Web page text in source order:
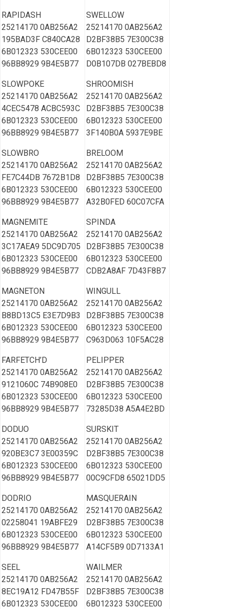
RAPIDASH
25214170 0AB256A2
195BAD3F C840CA28
6B012323 530CEE00
96BB8929 9B4E5B77
SLOWPOKE
25214170 0AB256A2
4CEC5478 ACBC593C
6B012323 530CEE00
96BB8929 9B4E5B77
SLOWBRO
25214170 0AB256A2
FE7C44DB 7672B1D8
6B012323 530CEE00
96BB8929 9B4E5B77
MAGNEMITE
25214170 0AB256A2
3C17AEA9 5DC9D705
6B012323 530CEE00
96BB8929 9B4E5B77
MAGNETON
25214170 0AB256A2
B8BD13C5 E3E7D9B3
6B012323 530CEE00
96BB8929 9B4E5B77
FARFETCH’D
25214170 0AB256A2
9121060C 74B908E0
6B012323 530CEE00
96BB8929 9B4E5B77
DODUO
25214170 0AB256A2
920BE3C7 3E00359C
6B012323 530CEE00
96BB8929 9B4E5B77
DODRIO
25214170 0AB256A2
02258041 19ABFE29
6B012323 530CEE00
96BB8929 9B4E5B77
SEEL
25214170 0AB256A2
8EC19A12 FD47B55F
6B012323 530CEE00
SWELLOW
25214170 0AB256A2
D2BF38B5 7E300C38
6B012323 530CEE00
D0B107DB 027BEBD8
SHROOMISH
25214170 0AB256A2
D2BF38B5 7E300C38
6B012323 530CEE00
3F140B0A 5937E9BE
BRELOOM
25214170 0AB256A2
D2BF38B5 7E300C38
6B012323 530CEE00
A32B0FED 60C07CFA
SPINDA
25214170 0AB256A2
D2BF38B5 7E300C38
6B012323 530CEE00
CDB2A8AF 7D43F8B7
WINGULL
25214170 0AB256A2
D2BF38B5 7E300C38
6B012323 530CEE00
C963D063 10F5AC28
PELIPPER
25214170 0AB256A2
D2BF38B5 7E300C38
6B012323 530CEE00
73285D38 A5A4E2BD
SURSKIT
25214170 0AB256A2
D2BF38B5 7E300C38
6B012323 530CEE00
00C9CFD8 65021DD5
MASQUERAIN
25214170 0AB256A2
D2BF38B5 7E300C38
6B012323 530CEE00
A14CF5B9 0D7133A1
WAILMER
25214170 0AB256A2
D2BF38B5 7E300C38
6B012323 530CEE00